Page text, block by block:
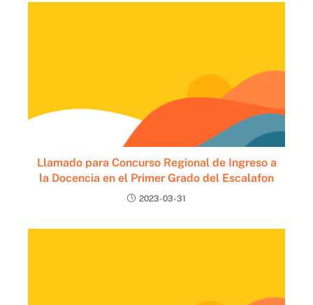
Llamado para Concurso Regional de Ingreso a
la Docencia en el Primer Grado del Escalafon
2023-03-31